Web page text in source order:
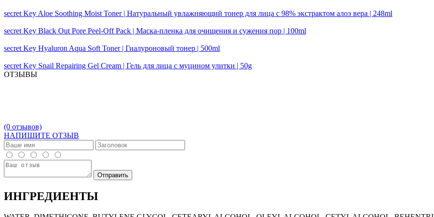
secret Key Aloe Soothing Moist Toner | Натуральный увлажняющий тонер для лица с 98% экстрактом алоэ вера | 248ml
secret Key Black Out Pore Peel-Off Pack | Маска-пленка для очищения и сужения пор | 100ml
secret Key Hyaluron Aqua Soft Toner | Гиалуроновый тонер | 500ml
secret Key Snail Repairing Gel Cream | Гель для лица с муцином улитки | 50g
ОТЗЫВЫ
(0 отзывов)
НАПИШИТЕ ОТЗЫВ
ИНГРЕДИЕНТЫ